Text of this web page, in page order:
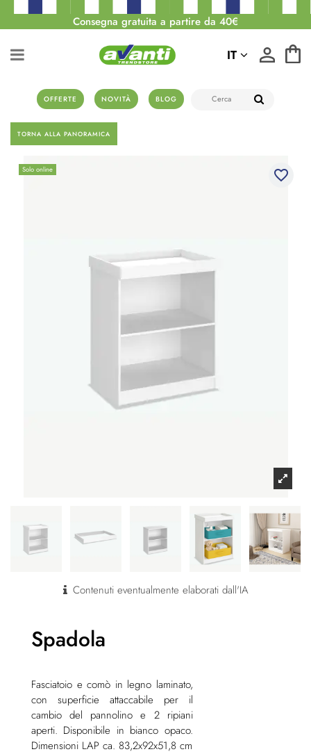
Consegna gratuita a partire da 40€
OFFERTE NOVITÀ BLOG
IT
TORNA ALLA PANORAMICA
Solo online favorite_border
Contenuti eventualmente elaborati dall'IA
Spadola
Fasciatoio e comò in legno laminato,
con superficie attaccabile per il
cambio del pannolino e 2 ripiani
aperti. Disponibile in bianco opaco.
Dimensioni LAP ca. 83,2x92x51,8 cm